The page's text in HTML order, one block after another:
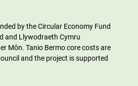
by the Circular Economy Fund
and Llywodraeth Cymru
Môn. Tanio Bermo core costs are
and the project is supported